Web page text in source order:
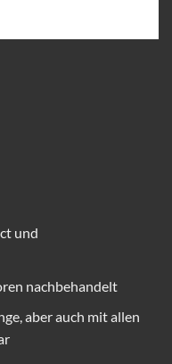
und
nachbehandelt
aber auch mit allen